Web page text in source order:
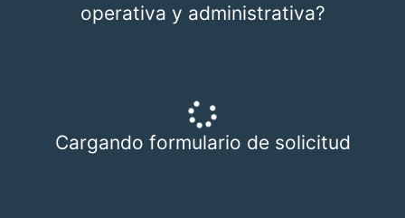
operativa y administrativa?
Cargando formulario de solicitud